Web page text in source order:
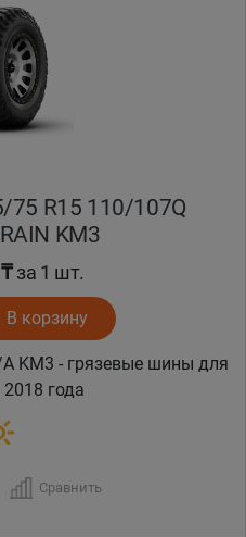
75 R15 110/107Q
KM3
за 1 шт.
В корзину
KM3 - грязевые шины для
года
Сравнить